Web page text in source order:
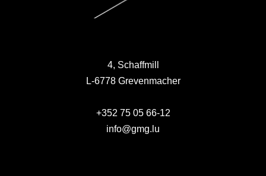
4, Schaffmill
L-6778 Grevenmacher
+352 75 05 66-12
info@gmg.lu